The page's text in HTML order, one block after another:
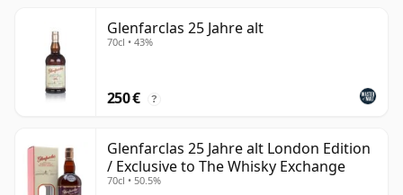
Glenfarclas 25 Jahre alt
70cl • 43%
250 € ?
Glenfarclas 25 Jahre alt London Edition
/ Exclusive to The Whisky Exchange
70cl • 50.5%